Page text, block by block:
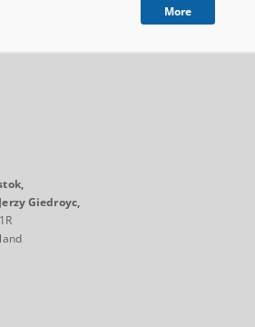
More
Giedroyc,